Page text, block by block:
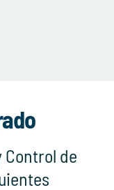
de